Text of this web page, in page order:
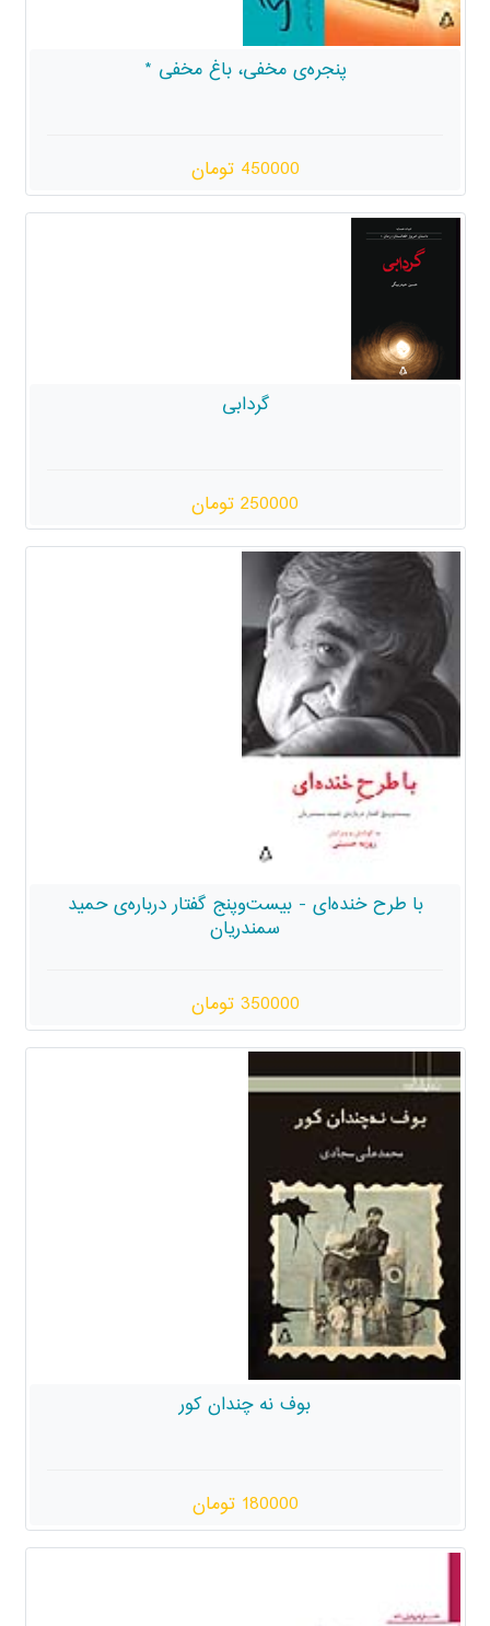
پنجره‌ی مخفی، باغ مخفی *
450000 تومان
250000 تومان
با طرح خنده‌ای - بیست‌وپنج گفتار درباره‌ی حمید
سمندریان
350000 تومان
بوف نه چندان کور
180000 تومان